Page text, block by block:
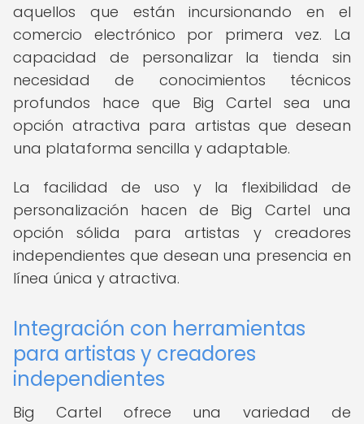
aquellos que están incursionando en el
comercio electrónico por primera vez. La
capacidad de personalizar la tienda sin
necesidad de conocimientos técnicos
profundos hace que Big Cartel sea una
opción atractiva para artistas que desean
una plataforma sencilla y adaptable.
La facilidad de uso y la flexibilidad de
personalización hacen de Big Cartel una
opción sólida para artistas y creadores
independientes que desean una presencia en
línea única y atractiva.
Integración con herramientas
para artistas y creadores
independientes
Big Cartel ofrece una variedad de